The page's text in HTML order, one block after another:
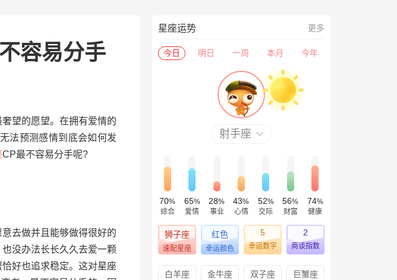
容易分手
望的愿望。在拥有爱情的
法预测感情到底会如何发
CP最不容易分手呢?
去做并且能够做得很好的
没办法长长久久去爱一颗
好也追求稳定。这对星座
星座运势 更多
今日 明日 一周 本月 今年
射手座
70%
综合
65%
爱情
28%
事业
43%
心情
52%
交际
56%
财富
74%
健康
狮子座
速配星座
红色
幸运颜色
5
幸运数字
2
商谈指数
白羊座 金牛座 双子座 巨蟹座